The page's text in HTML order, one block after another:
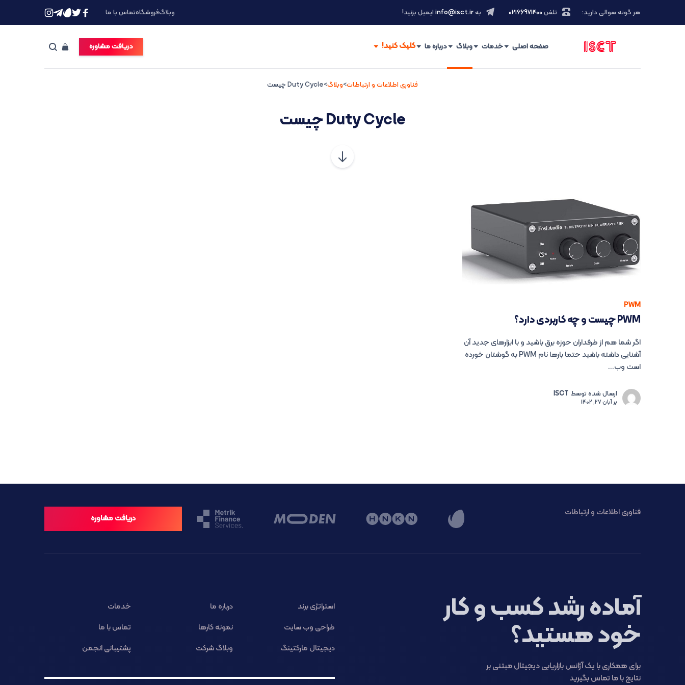
هر گونه سوالی دارید: تلفن ۰۲۱66971400 بهinfo@isct.ir ایمیل بزنید! وبلاگفروشگاهتماس با ما
صفحه اصلی خدمات وبلاگ درباره ما دریافت مشاوره
فناوری اطلاعات و ارتباطات>وبلاگ>Duty Cycle چیست
Duty Cycle چیست
PWM
PWM چیست و چه کاربردی دارد؟
اگر شما هم از طرفداران حوزه برق باشید و با ابزارهای جدید آن
آشنایی داشته باشید حتما بارها نام PWM به گوشتان خورده
است وب...
ارسال شده توسط ISCT
برآبان 27, 1402
فناوری اطلاعات و ارتباطات
دریافت مشاوره
آماده رشد کسب و کار
خود هستید؟
برای همکاری با یک آژانس بازاریابی دیجیتال مبتنی بر
نتایج با ما تماس بگیرید
استراتژی برند درباره ما
خدمات
طراحی وب سایت
نمونه کارها
تماس با ما
دیجیتال مارکتینگ
وبلاگ شرکت پشتیبانی انجمن